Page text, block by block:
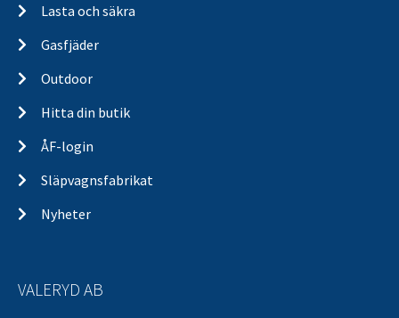
Lasta och säkra
Gasfjäder
Outdoor
Hitta din butik
ÅF-login
Släpvagnsfabrikat
Nyheter
VALERYD AB